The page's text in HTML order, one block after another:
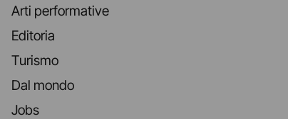
Arti performative
Editoria
Turismo
Dal mondo
Jobs